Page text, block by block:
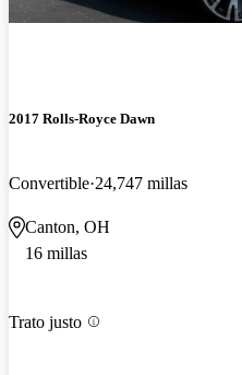
2017 Rolls-Royce Dawn
Convertible 24,747 millas
Canton, OH
16 millas
Trato justo